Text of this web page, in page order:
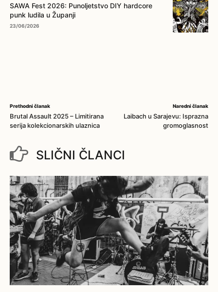
SAWA Fest 2026: Punoljetstvo DIY hardcore
punk ludila u Županji
23/06/2026
Prethodni članak
Brutal Assault 2025 – Limitirana
serija kolekcionarskih ulaznica
Naredni članak
Laibach u Sarajevu: Isprazna
gromoglasnost
SLIČNI ČLANCI